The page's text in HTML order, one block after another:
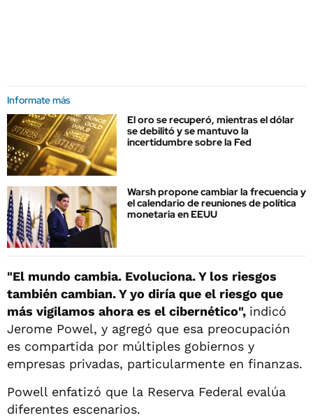
Informate más
El oro se recuperó, mientras el dólar
se debilitó y se mantuvo la
incertidumbre sobre la Fed
Warsh propone cambiar la frecuencia y
el calendario de reuniones de política
monetaria en EEUU
"El mundo cambia. Evoluciona. Y los riesgos
también cambian. Y yo diría que el riesgo que
más vigilamos ahora es el cibernético", indicó
Jerome Powel, y agregó que esa preocupación
es compartida por múltiples gobiernos y
empresas privadas, particularmente en finanzas.
Powell enfatizó que la Reserva Federal evalúa
diferentes escenarios.